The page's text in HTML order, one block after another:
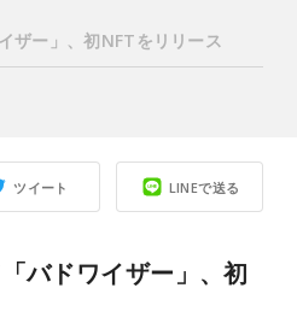
ツイート LINEで送る
バドワイザー」、初
ザー」、初NFTをリリース